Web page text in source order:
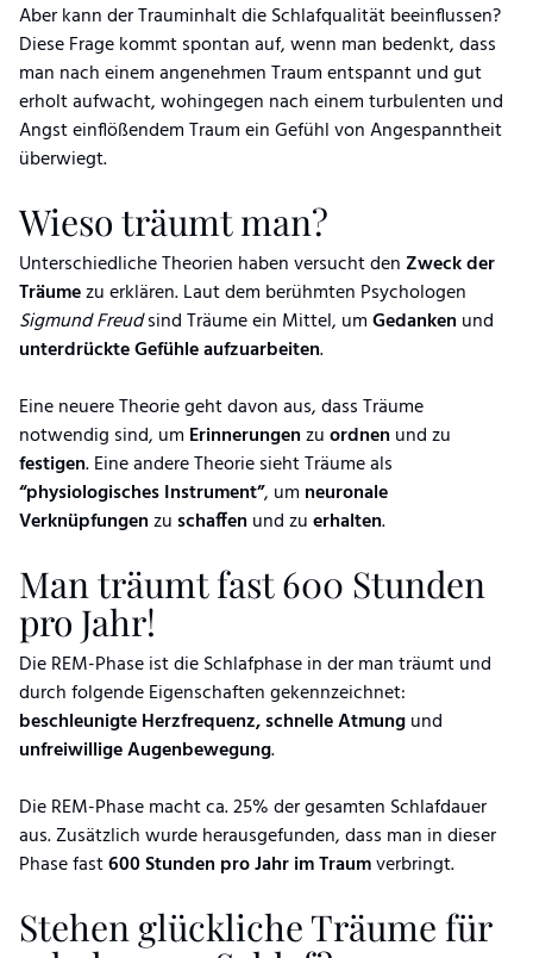
Aber kann der Trauminhalt die Schlafqualität beeinflussen?
Diese Frage kommt spontan auf, wenn man bedenkt, dass
man nach einem angenehmen Traum entspannt und gut
erholt aufwacht, wohingegen nach einem turbulenten und
Angst einflößendem Traum ein Gefühl von Angespanntheit
überwiegt.
Wieso träumt man?
Unterschiedliche Theorien haben versucht denZweck der
Träumezu erklären. Laut dem berühmten Psychologen
Sigmund Freudsind Träume ein Mittel, umGedanken und
unterdrückte Gefühle aufzuarbeiten.
Eine neuere Theorie geht davon aus, dass Träume
notwendig sind, um Erinnerungenzuordnen und zu
festigen. Eine andere Theorie sieht Träume als
“physiologisches Instrument”, um neuronale
Verknüpfungenzuschaffen und zuerhalten.
Man träumt fast 600 Stunden
pro Jahr!
Die REM-Phase ist die Schlafphase in der man träumt und
durch folgende Eigenschaften gekennzeichnet:
beschleunigte Herzfrequenz, schnelle Atmungund
unfreiwillige Augenbewegung.
Die REM-Phase macht ca. 25% der gesamten Schlafdauer
aus. Zusätzlich wurde herausgefunden, dass man in dieser
Phase fast600 Stunden pro Jahr im Traumverbringt.
Stehen glückliche Träume für